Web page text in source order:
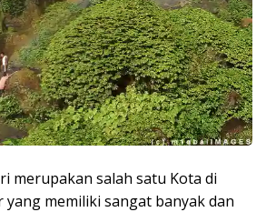
merupakan salah satu Kota di
yang memiliki sangat banyak dan